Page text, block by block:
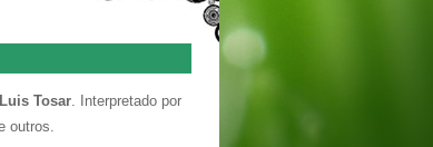
Luis Tosar . Interpretado por
outros.